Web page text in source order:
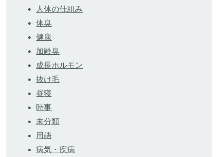
人体の仕組み
体臭
健康
加齢臭
成長ホルモン
抜け毛
昼寝
時事
未分類
用語
病気・疾病